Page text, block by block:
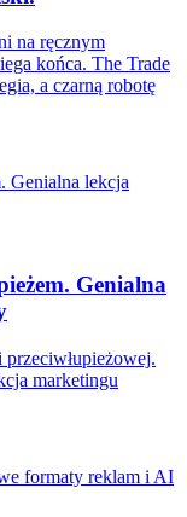
na ręcznym
końca. The Trade
a czarną robotę
Genialna
marketingu